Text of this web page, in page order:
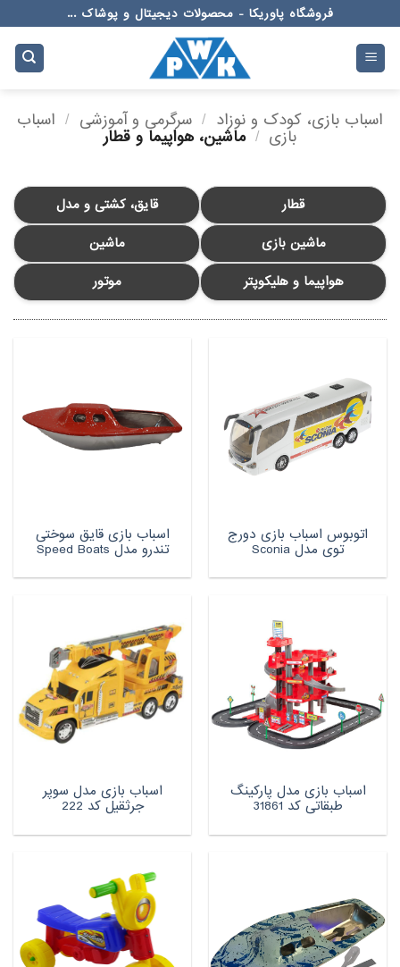
to
content
فروشگاه پاوریکا - محصولات دیجیتال و پوشاک ...
اسباب بازی، کودک و نوزاد / سرگرمی و آموزشی / اسباب
بازی / ماشین، هواپیما و قطار
قایق، کشتی و مدل
قطار
ماشین
ماشین بازی
موتور
هواپیما و هلیکوپتر
اتوبوس اسباب بازی دورج
توی مدل Sconia
اسباب بازی قایق سوختی
تندرو مدل Speed Boats
اسباب بازی مدل پارکینگ
طبقاتی کد 31861
اسباب بازی مدل سوپر
جرثقیل کد 222